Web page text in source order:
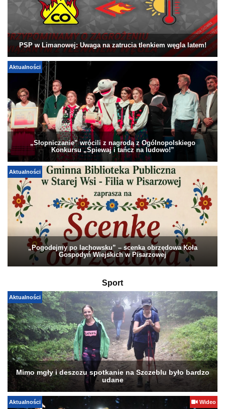
PSP w Limanowej: Uwaga na zatrucia tlenkiem węgla latem!
Aktualności
„Słopniczanie” wrócili z nagrodą z Ogólnopolskiego
Konkursu „Śpiewaj i tańcz na ludowo!”
Aktualności
„Pogodejmy po lachowsku” – scenka obrzędowa Koła
Gospodyń Wiejskich w Pisarzowej
Sport
Aktualności
Mimo mgły i deszczu spotkanie na Szczeblu było bardzo
udane
Aktualności Wideo